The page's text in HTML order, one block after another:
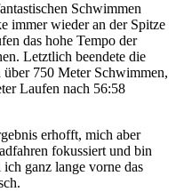
Schwimmen
immer wieder an der Spitze
das hohe Tempo der
Letztlich beendete die
über 750 Meter Schwimmen,
Laufen nach 56:58
erhofft, mich aber
fokussiert und bin
ganz lange vorne das